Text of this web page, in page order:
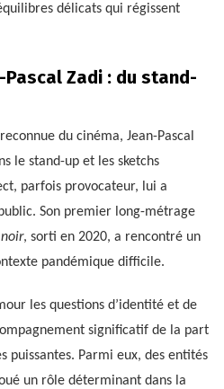
délicats qui régissent
Pascal Zadi : du stand-
du cinéma, Jean-Pascal
le stand-up et les sketchs
parfois provocateur, lui a
Son premier long-métrage
, sorti en 2020, a rencontré un
pandémique difficile.
les questions d’identité et de
significatif de la part
puissantes. Parmi eux, des entités
un rôle déterminant dans la